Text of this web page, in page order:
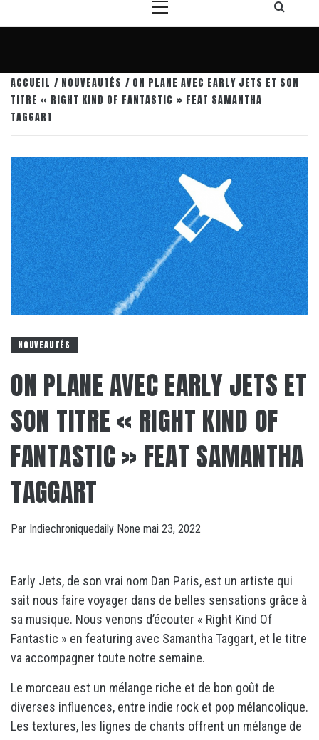
Menu
ACCUEIL NOUVEAUTÉS
ON PLANE AVEC EARLY JETS ET SON
TITRE « RIGHT KIND OF FANTASTIC » FEAT SAMANTHA
TAGGART
NOUVEAUTÉS
ON PLANE AVEC EARLY JETS ET
SON TITRE « RIGHT KIND OF
FANTASTIC » FEAT SAMANTHA
TAGGART
Par Indiechroniquedaily None mai 23, 2022
Early Jets, de son vrai nom Dan Paris, est un artiste qui
sait nous faire voyager dans de belles sensations grâce à
sa musique. Nous venons d’écouter « Right Kind Of
Fantastic » en featuring avec Samantha Taggart, et le titre
va accompagner toute notre semaine.
Le morceau est un mélange riche et de bon goût de
diverses influences, entre indie rock et pop mélancolique.
Les textures, les lignes de chants offrent un mélange de